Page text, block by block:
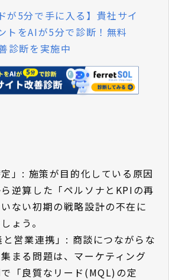
が5分で手に入る】貴社サイ
トをAIが5分で診断！無料
診断を実施中
定」: 施策が目的化している原因
逆算した「ペルソナとKPIの再
ない初期の戦略設計の不在に
ょう。
と営業連携」: 商談につながらな
まる問題は、マーケティング
「良質なリード(MQL)の定